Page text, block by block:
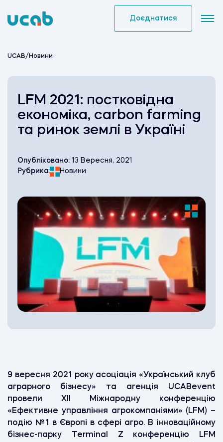
to
Доєднатися
UCAB/ Новини
LFM 2021: постковідна
економіка, carbon farming
та ринок землі в Україні
Опубліковано: 13 Вересня, 2021
Рубрика:
Новини
9 вересня 2021 року асоціація «Український клуб
аграрного бізнесу» та агенція UCABevent
провели ХІI Міжнародну конференцію
«Ефективне управління агрокомпаніями» (LFM) –
подію №1 в Європі в сфері агро. В інноваційному
бізнес-парку Terminal Z конференцію LFM